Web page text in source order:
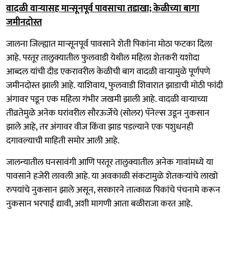
वादळी वाऱ्यासह मान्सूनपूर्व पावसाचा तडाखा; केळीच्या बागा
जमीनदोस्त
जालना जिल्ह्यात मान्सूनपूर्व पावसाने शेती पिकांना मोठा फटका दिला
आहे. परतूर तालुक्यातील फुलवाडी येथील महिला शेतकरी यशोदा
आब्दल यांची दीड एकरावरील केळीची बाग वादळी वाऱ्यामुळे पूर्णपणे
जमीनदोस्त झाली आहे. याशिवाय, फुलवाडी शिवारात झाडाची मोठी फांदी
अंगावर पडून एक महिला गंभीर जखमी झाली आहे. वादळी वाऱ्याच्या
तीव्रतेमुळे अनेक घरांवरील सौरऊर्जेचे (सोलर) पॅनेल्स उडून नुकसान
झाले आहे, तर अंगावर वीज किंवा झाड पडल्याने एक पशुधनही
दगावल्याची माहिती समोर आली आहे.
जालन्यातील घनसावंगी आणि परतूर तालुक्यातील अनेक गावांमध्ये या
पावसाने हजेरी लावली आहे. या अवकाळी संकटामुळे शेतकऱ्यांचे लाखो
रुपयांचे नुकसान झाले असून, सरकारने तात्काळ पिकांचे पंचनामे करून
नुकसान भरपाई द्यावी, अशी मागणी आता बळीराजा करत आहे.